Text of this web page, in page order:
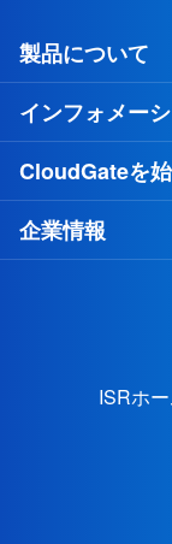
製品について
インフォメー
CloudGateを
企業情報
ISRホ